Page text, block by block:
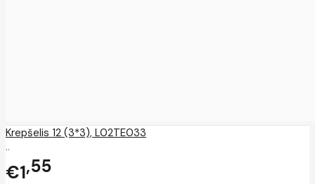
Krepšelis 12 (3*3), L02TE033
..
€1 55